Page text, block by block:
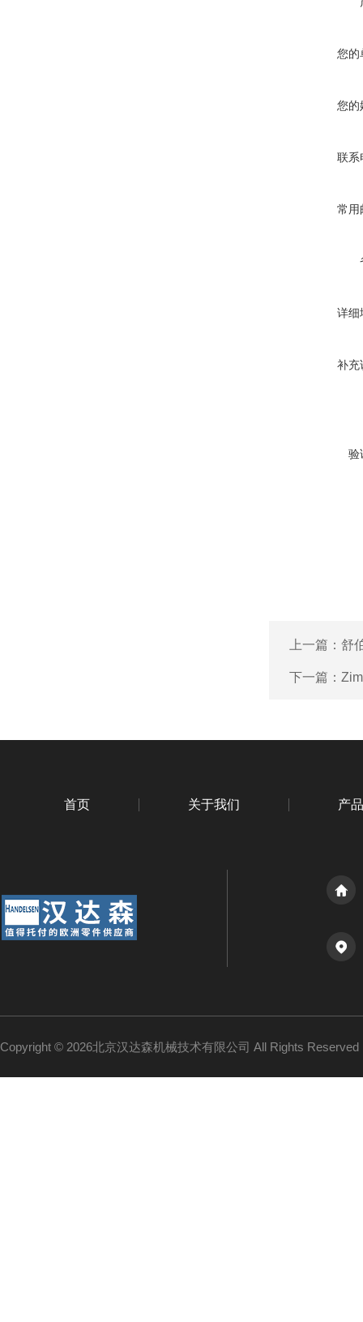
您的
您的
联系
常用
详细
补充
验
上一篇： 舒
下一篇：
首页 关于我们 产
Copyright © 2026北京汉达森机械技术有限公司 All Rights